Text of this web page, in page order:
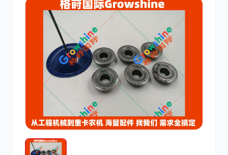
沃尔沃 康明斯
日立 久保田